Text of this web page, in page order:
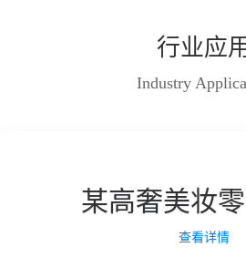
行业应
Industry
某高奢美妆
查看详情